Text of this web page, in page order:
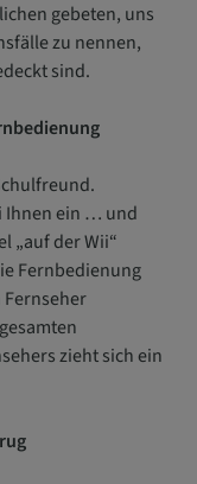
gebeten, uns
zu nennen,
sind.
Ihnen ein … und
„auf der Wii“
Fernbedienung
zieht sich ein